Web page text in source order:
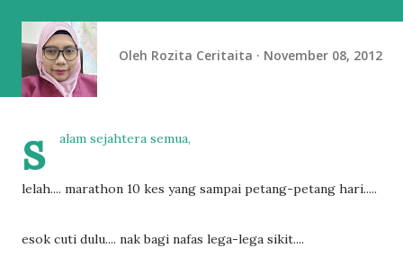
Oleh Rozita Ceritaita November 08, 2012
s alam sejahtera semua,
lelah.... marathon 10 kes yang sampai petang-petang hari.....
esok cuti dulu.... nak bagi nafas lega-lega sikit....